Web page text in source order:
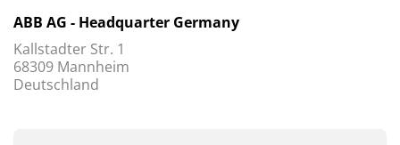
ABB AG - Headquarter Germany
Kallstadter Str. 1
68309 Mannheim
Deutschland